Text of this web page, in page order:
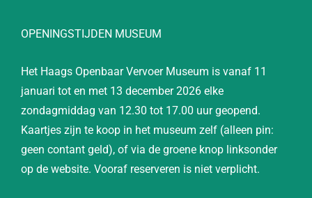
OPENINGSTIJDEN MUSEUM
Het Haags Openbaar Vervoer Museum is vanaf 11
januari tot en met 13 december 2026 elke
zondagmiddag van 12.30 tot 17.00 uur geopend.
Kaartjes zijn te koop in het museum zelf (alleen pin:
geen contant geld), of via de groene knop linksonder
op de website. Vooraf reserveren is niet verplicht.